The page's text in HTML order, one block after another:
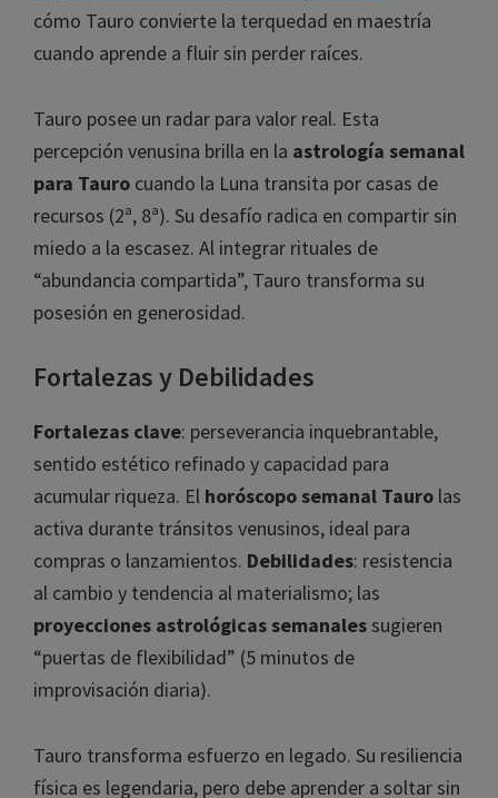
cómo Tauro convierte la terquedad en maestría
cuando aprende a fluir sin perder raíces.
Tauro posee un radar para valor real. Esta
percepción venusina brilla en la astrología semanal
para Tauro cuando la Luna transita por casas de
recursos (2ª, 8ª). Su desafío radica en compartir sin
miedo a la escasez. Al integrar rituales de
“abundancia compartida”, Tauro transforma su
posesión en generosidad.
Fortalezas y Debilidades
Fortalezas clave: perseverancia inquebrantable,
sentido estético refinado y capacidad para
acumular riqueza. El horóscopo semanal Tauro las
activa durante tránsitos venusinos, ideal para
compras o lanzamientos. Debilidades: resistencia
al cambio y tendencia al materialismo; las
proyecciones astrológicas semanales sugieren
“puertas de flexibilidad” (5 minutos de
improvisación diaria).
Tauro transforma esfuerzo en legado. Su resiliencia
física es legendaria, pero debe aprender a soltar sin